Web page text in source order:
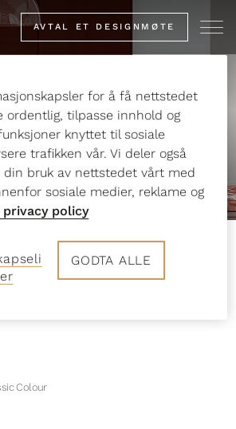
AVTAL ET DESIGNMØTE
Colour
Colour
for å få nettstedet
ordentlig, tilpasse innhold og
knyttet til sosiale
trafikken vår. Vi deler også
bruk av nettstedet vårt med
sosiale medier, reklame og
privacy policy
GODTA ALLE